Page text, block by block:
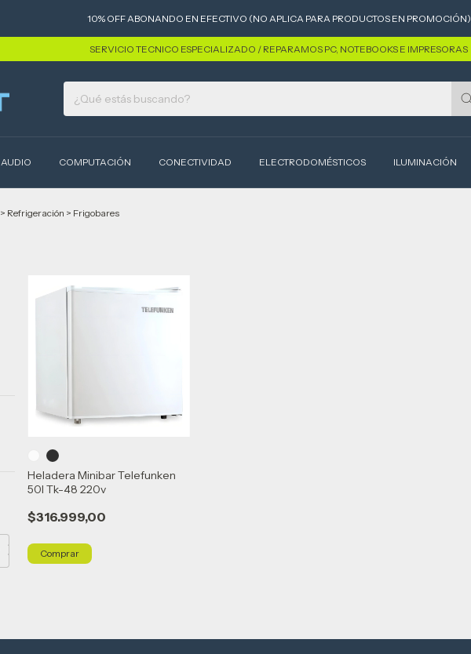
10% OFF ABONANDO EN EFECTIVO (NO APLICA PARA PRODUCTOS EN PROMOCIÓN)
SERVICIO TECNICO ESPECIALIZADO / REPARAMOS PC, NOTEBOOKS E IMPRESORAS
AUDIO COMPUTACIÓN CONECTIVIDAD ELECTRODOMÉSTICOS ILUMINACIÓN
> Refrigeración > Frigobares
Heladera Minibar Telefunken
50l Tk-48 220v
$316.999,00
Comprar